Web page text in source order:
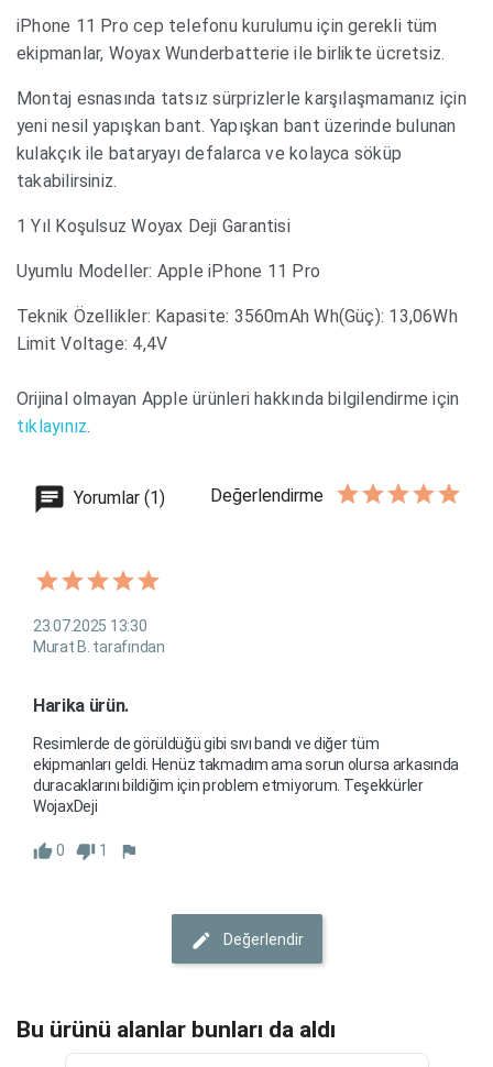
iPhone 11 Pro cep telefonu kurulumu için gerekli tüm
ekipmanlar, Woyax Wunderbatterie ile birlikte ücretsiz.
Montaj esnasında tatsız sürprizlerle karşılaşmamanız için
yeni nesil yapışkan bant. Yapışkan bant üzerinde bulunan
kulakçık ile bataryayı defalarca ve kolayca söküp
takabilirsiniz.
1 Yıl Koşulsuz Woyax Deji Garantisi
Uyumlu Modeller: Apple iPhone 11 Pro
Teknik Özellikler: Kapasite: 3560mAh Wh(Güç): 13,06Wh
Limit Voltage: 4,4V
Orijinal olmayan Apple ürünleri hakkında bilgilendirme için
tıklayınız.
Yorumlar (1) Değerlendirme
23.07.2025 13:30
Murat B. tarafından
Harika ürün.
Resimlerde de görüldüğü gibi sıvı bandı ve diğer tüm
ekipmanları geldi. Henüz takmadım ama sorun olursa arkasında
duracaklarını bildiğim için problem etmiyorum. Teşekkürler
WojaxDeji
0 1
Değerlendir
Bu ürünü alanlar bunları da aldı